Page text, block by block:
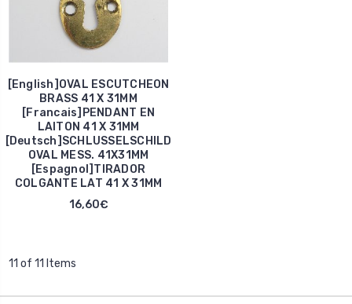
[English]OVAL ESCUTCHEON
BRASS 41 X 31MM
[Francais]PENDANT EN
LAITON 41 X 31MM
[Deutsch]SCHLUSSELSCHILD
OVAL MESS. 41X31MM
[Espagnol]TIRADOR
COLGANTE LAT 41 X 31MM
16,60€
11 of 11 Items